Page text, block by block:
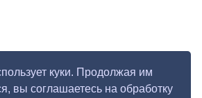
куки. Продолжая им
вы соглашаетесь на обработку